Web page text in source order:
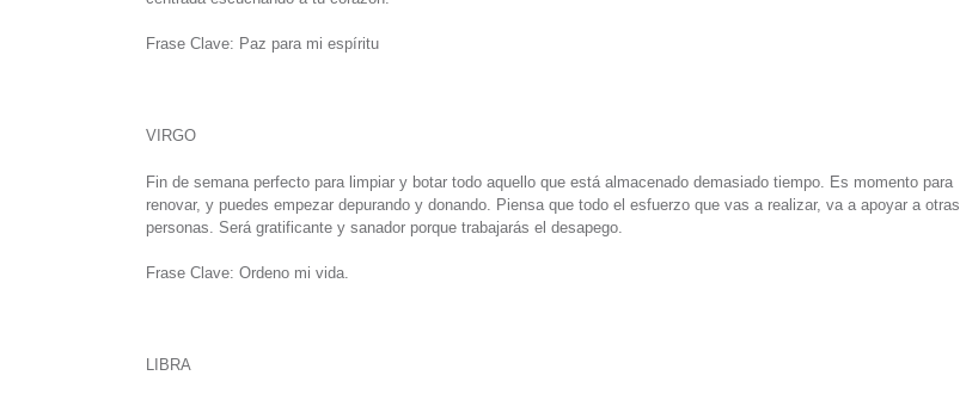
Frase Clave: Paz para mi espíritu
VIRGO
Fin de semana perfecto para limpiar y botar todo aquello que está almacenado demasiado tiempo. Es momento para
renovar, y puedes empezar depurando y donando. Piensa que todo el esfuerzo que vas a realizar, va a apoyar a otras
personas. Será gratificante y sanador porque trabajarás el desapego.
Frase Clave: Ordeno mi vida.
LIBRA